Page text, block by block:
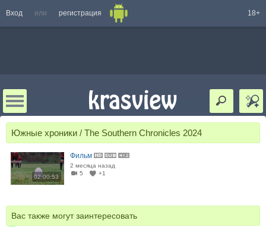
Вход или регистрация 18+
Южные хроники / The Southern Chronicles 2024
02:00:53
Фильм
2 месяца назад
5
+1
Вас также могут заинтересовать